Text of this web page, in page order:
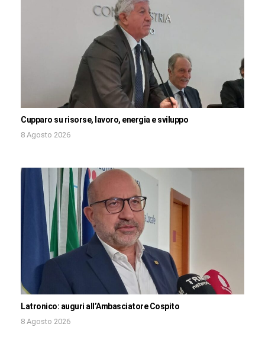
Cupparo su risorse, lavoro, energia e sviluppo
8 Agosto 2026
Latronico: auguri all’Ambasciatore Cospito
8 Agosto 2026